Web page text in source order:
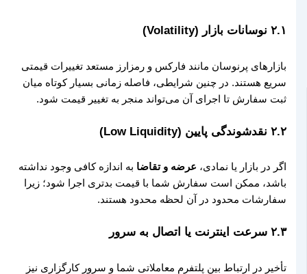
۲.۱ نوسانات بازار (Volatility)
بازارهای پرنوسان مانند فارکس و رمزارز مستعد تغییرات قیمتی
سریع هستند. در چنین شرایطی، فاصله زمانی بسیار کوتاه میان
ثبت سفارش تا اجرای آن می‌تواند منجر به تغییر قیمت شود.
۲.۲ نقدشوندگی پایین (Low Liquidity)
اگر در بازار یا نمادی،عرضه و تقاضابه اندازه کافی وجود نداشته
باشد، ممکن است سفارش شما با قیمت بدتری اجرا شود؛ زیرا
سفارشات محدود در آن لحظه محدود هستند.
۲.۳ سرعت اینترنت یا اتصال به سرور
تأخیر در ارتباط بین پلتفرم معاملاتی شما و سرور کارگزاری نیز